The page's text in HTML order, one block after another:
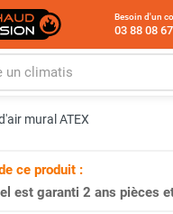
Besoin d'un
03 88 08
mural ATEX
ce produit :
est garanti 2 ans pièces